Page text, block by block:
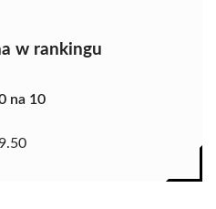
w rankingu
na 10
9.50